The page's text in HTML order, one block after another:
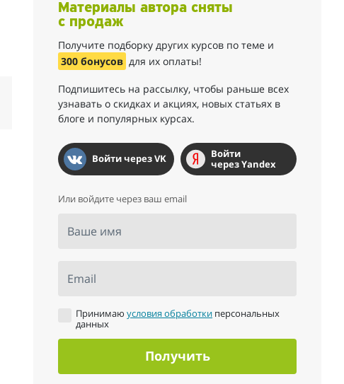
Материалы автора сняты
с продаж
Получите подборку других курсов по теме и
300 бонусов для их оплаты!
Подпишитесь на рассылку, чтобы раньше всех
узнавать о скидках и акциях, новых статьях в
блоге и популярных курсах.
Войти через VK
Войти
через Yandex
Или войдите через ваш email
Ваше имя
Email
Принимаюусловия обработки персональных
данных
Получить